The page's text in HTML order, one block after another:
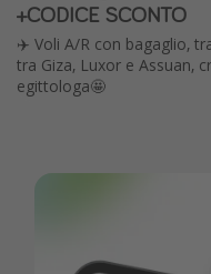
+CODICE SCONTO
✈️ Voli A/R con bagaglio,
tra Giza, Luxor e Assuan,
egittologa🤩